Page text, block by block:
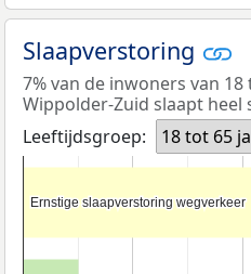
Slaapverstoring
7% van de inwoners van
Wippolder-Zuid slaapt
Leeftijdsgroep:
18 tot 65
Ernstige slaapverstoring wegverkeer
Ernstige slaapverstoring wegverkeer